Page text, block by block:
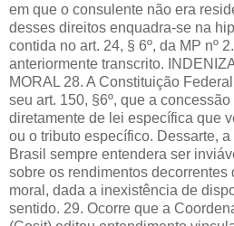
em que o consulente não era
desses direitos enquadra-se na
contida no art. 24, § 6º, da MP nº
anteriormente transcrito.
MORAL 28. A Constituição
seu art. 150, §6º, que a
diretamente de lei específica que
ou o tributo específico. Dessarte,
Brasil sempre entendera ser
sobre os rendimentos
moral, dada a inexistência de
sentido. 29. Ocorre que a